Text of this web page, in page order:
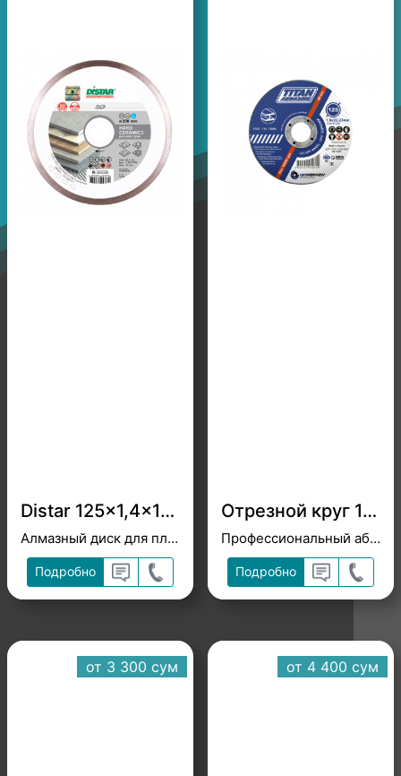
Distar 125x1,4x10x22,23 Hard ceramics
Алмазный диск для плитки
Подробно
Отрезной круг 125x1,6x22,23 Титан Абразив
Профессиональный абразивный инструмент
Подробно
от 3 300 cум от 4 400 cум